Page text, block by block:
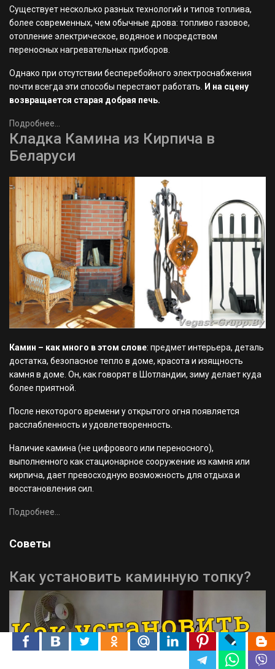
Существует несколько разных технологий и типов топлива,
более современных, чем обычные дрова: топливо газовое,
отопление электрическое, водяное и посредством
переносных нагревательных приборов.
Однако при отсутствии бесперебойного электроснабжения
почти всегда эти способы перестают работать. И на сцену
возвращается старая добрая печь.
Подробнее...
Кладка Камина из Кирпича в
Беларуси
Камин – как много в этом слове: предмет интерьера, деталь
достатка, безопасное тепло в доме, красота и изящность
камня в доме. Он, как говорят в Шотландии, зиму делает куда
более приятной.
После некоторого времени у открытого огня появляется
расслабленность и удовлетворенность.
Наличие камина (не цифрового или переносного),
выполненного как стационарное сооружение из камня или
кирпича, дает превосходную возможность для отдыха и
восстановления сил.
Подробнее...
Советы
Как установить каминную топку?